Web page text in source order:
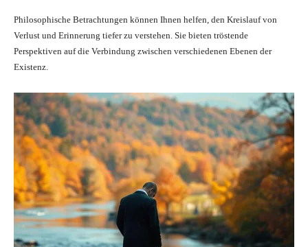
Philosophische Betrachtungen können Ihnen helfen, den Kreislauf von
Verlust und Erinnerung tiefer zu verstehen. Sie bieten tröstende
Perspektiven auf die Verbindung zwischen verschiedenen Ebenen der
Existenz.